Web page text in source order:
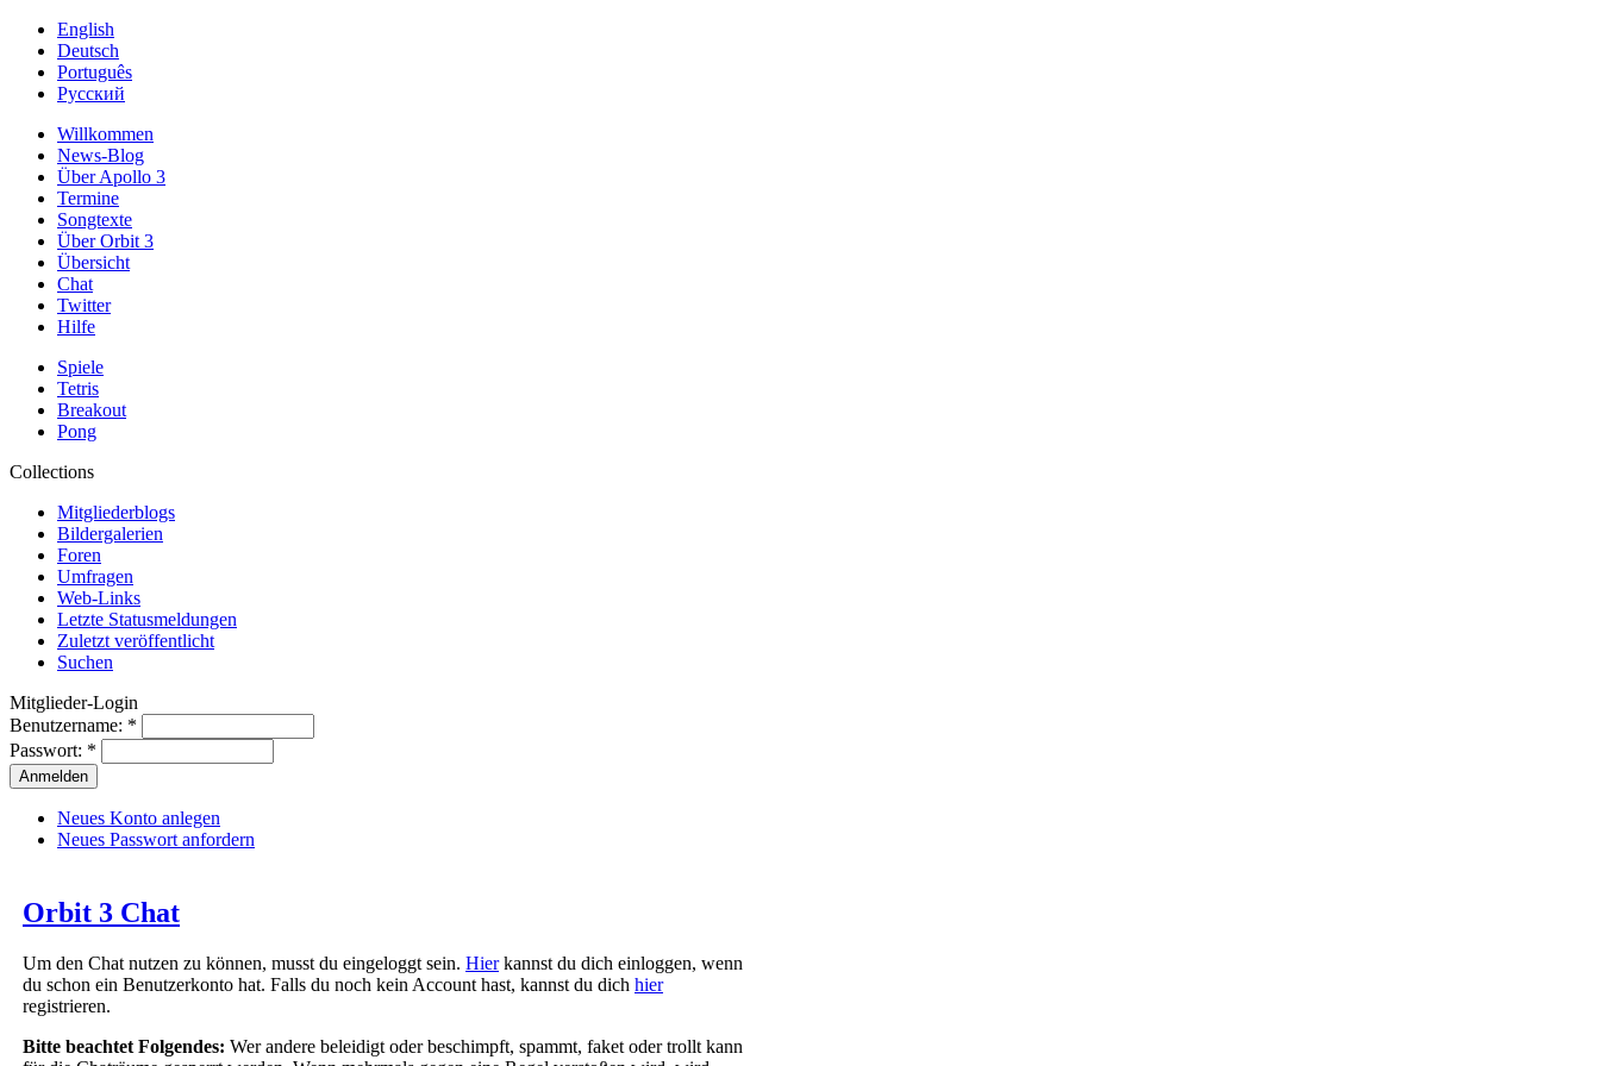
English
Deutsch
Português
Русский
Willkommen
News-Blog
Über Apollo 3
Termine
Songtexte
Über Orbit 3
Übersicht
Chat
Twitter
Hilfe
Spiele
Tetris
Breakout
Pong
Collections
Mitgliederblogs
Bildergalerien
Foren
Umfragen
Web-Links
Letzte Statusmeldungen
Zuletzt veröffentlicht
Suchen
Mitglieder-Login
Benutzername: *
Passwort: *
Neues Konto anlegen
Neues Passwort anfordern
Orbit 3 Chat
Um den Chat nutzen zu können, musst du eingeloggt sein. Hierkannst du dich einloggen, wenn
du schon ein Benutzerkonto hat. Falls du noch kein Account hast, kannst du dich hier
registrieren.
Bitte beachtet Folgendes: Wer andere beleidigt oder beschimpft, spammt, faket oder trollt kann